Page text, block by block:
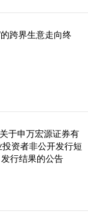
跨界生意走向终
于申万宏源证券有
资者非公开发行短
行结果的公告